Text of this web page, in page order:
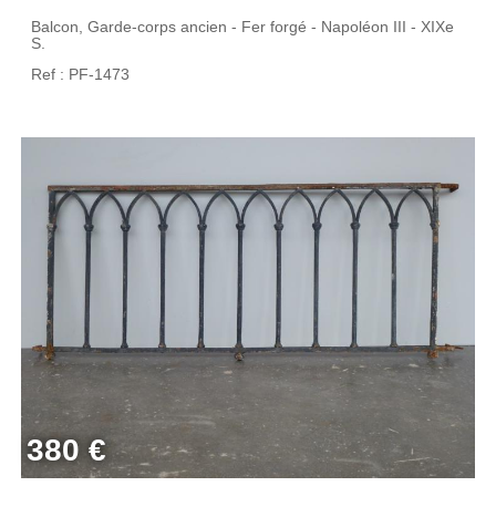
Balcon, Garde-corps ancien - Fer forgé - Napoléon III - XIXe
S.
Ref : PF-1473
380 €